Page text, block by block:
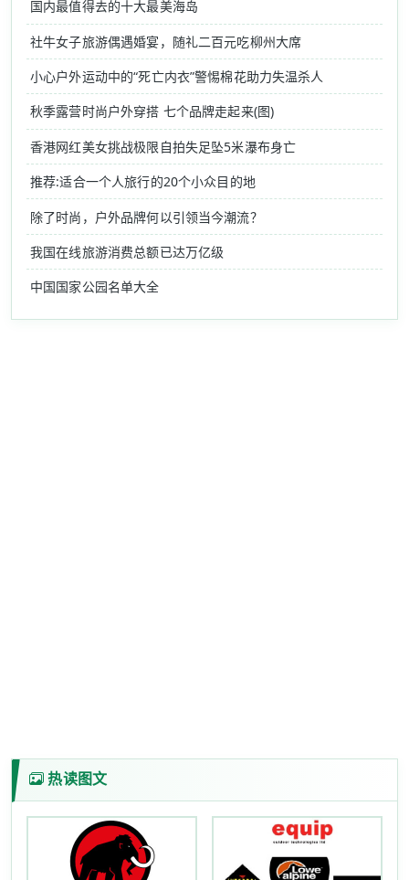
国内最值得去的十大最美海岛
社牛女子旅游偶遇婚宴，随礼二百元吃柳州大席
小心户外运动中的“死亡内衣”警惕棉花助力失温杀人
秋季露营时尚户外穿搭 七个品牌走起来(图)
香港网红美女挑战极限自拍失足坠5米瀑布身亡
推荐:适合一个人旅行的20个小众目的地
除了时尚，户外品牌何以引领当今潮流？
我国在线旅游消费总额已达万亿级
中国国家公园名单大全
热读图文